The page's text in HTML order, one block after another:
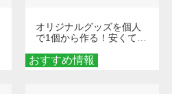
おすすめ情報
オリジナルグッズを個人
で1個から作る！安くて簡
秘訣